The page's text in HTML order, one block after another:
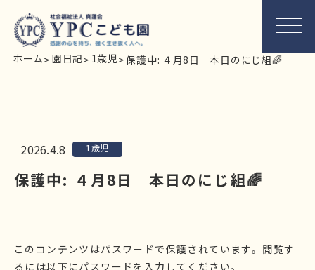
ホーム> 園日記> 1歳児> 保護中: ４月8日 本日のにじ組🌈
2026.4.8 1歳児
保護中: ４月8日 本日のにじ組🌈
このコンテンツはパスワードで保護されています。閲覧す
るには以下にパスワードを入力してください。